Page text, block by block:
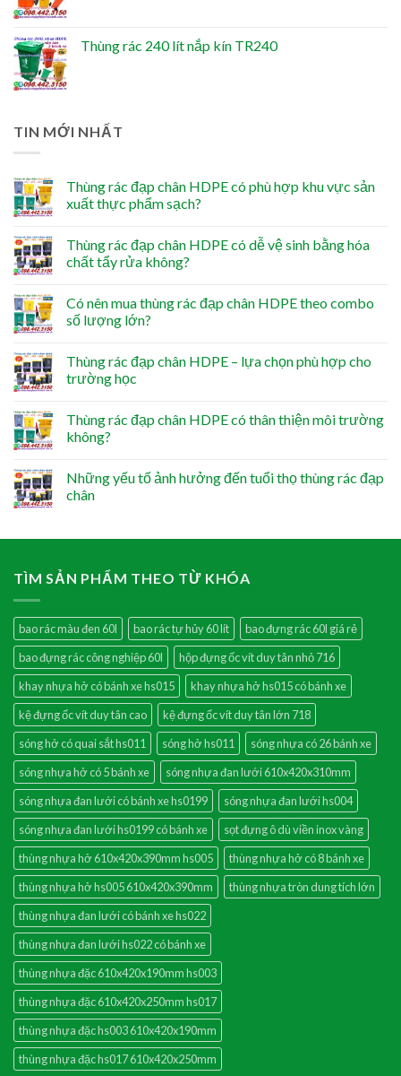
Thùng rác 240 lít nắp kín TR240
TIN MỚI NHẤT
Thùng rác đạp chân HDPE có phù hợp khu vực sản
xuất thực phẩm sạch?
Thùng rác đạp chân HDPE có dễ vệ sinh bằng hóa
chất tẩy rửa không?
Có nên mua thùng rác đạp chân HDPE theo combo
số lượng lớn?
Thùng rác đạp chân HDPE – lựa chọn phù hợp cho
trường học
Thùng rác đạp chân HDPE có thân thiện môi trường
không?
Những yếu tố ảnh hưởng đến tuổi thọ thùng rác đạp
chân
TÌM SẢN PHẨM THEO TỪ KHÓA
bao rác màu đen 60l bao rác tự hủy 60 lít
bao đựng rác 60l giá rẻ
bao đựng rác công nghiệp 60l
hộp đựng ốc vít duy tân nhỏ 716
khay nhựa hở có bánh xe hs015
khay nhựa hở hs015 có bánh xe
kệ đựng ốc vít duy tân cao
kệ đựng ốc vít duy tân lớn 718
sóng hở có quai sắt hs011
sóng hở hs011
sóng nhựa có 26 bánh xe
sóng nhựa hở có 5 bánh xe
sóng nhựa đan lưới 610x420x310mm
sóng nhựa đan lưới có bánh xe hs0199
sóng nhựa đan lưới hs004
sóng nhựa đan lưới hs0199 có bánh xe
sọt đựng ô dù viền inox vàng
thùng nhựa hở 610x420x390mm hs005
thùng nhựa hở có 8 bánh xe
thùng nhựa hở hs005 610x420x390mm
thùng nhựa tròn dung tích lớn
thùng nhựa đan lưới có bánh xe hs022
thùng nhựa đan lưới hs022 có bánh xe
thùng nhựa đặc 610x420x190mm hs003
thùng nhựa đặc 610x420x250mm hs017
thùng nhựa đặc hs003 610x420x190mm
thùng nhựa đặc hs017 610x420x250mm